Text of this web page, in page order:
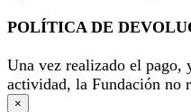
POLÍTICA DE
Una vez realizado el pago,
actividad, la Fundación no
×